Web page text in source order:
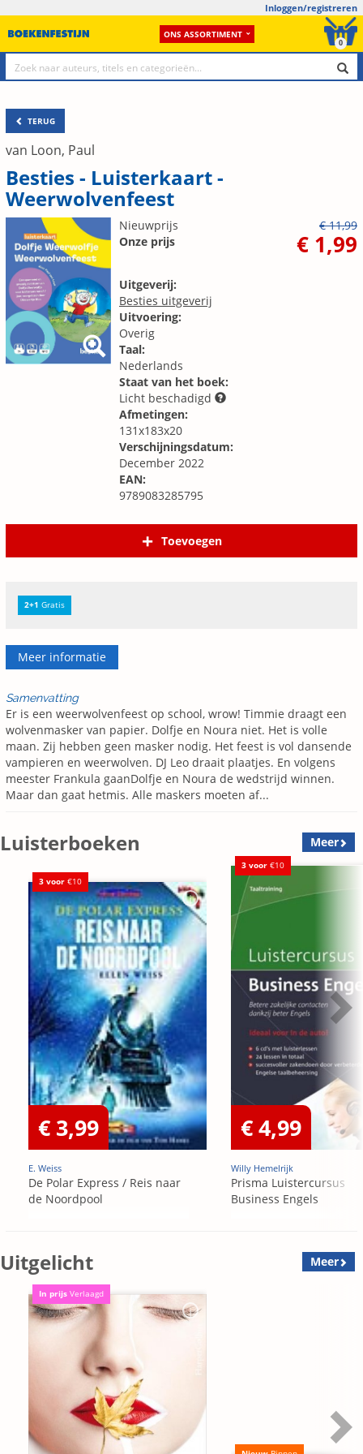
Inloggen/registreren
ONS ASSORTIMENT
0
TERUG
van Loon, Paul
Besties - Luisterkaart -
Weerwolvenfeest
Nieuwprijs
€ 11,99
Onze prijs
€ 1,99
Uitgeverij:
Besties uitgeverij
Uitvoering:
Overig
Taal:
Nederlands
Staat van het boek:
Licht beschadigd
Afmetingen:
131x183x20
Verschijningsdatum:
December 2022
EAN:
9789083285795
Toevoegen
2+1 Gratis
Meer informatie
Samenvatting
Er is een weerwolvenfeest op school, wrow! Timmie draagt een
wolvenmasker van papier. Dolfje en Noura niet. Het is volle
maan. Zij hebben geen masker nodig. Het feest is vol dansende
vampieren en weerwolven. DJ Leo draait plaatjes. En volgens
meester Frankula gaanDolfje en Noura de wedstrijd winnen.
Maar dan gaat hetmis. Alle maskers moeten af...
Luisterboeken Meer
3 voor €10
€ 3,99
E. Weiss
De Polar Express / Reis naar
de Noordpool
3 voor €10
€ 4,99
Willy Hemelrijk
Prisma Luistercursus
Business Engels
Uitgelicht Meer
In prijs Verlaagd